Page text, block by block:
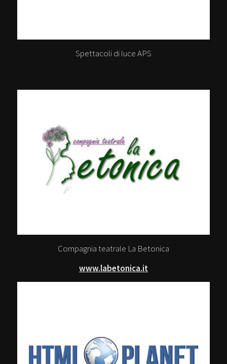
Spettacoli di luce APS
Compagnia teatrale La Betonica
www.labetonica.it